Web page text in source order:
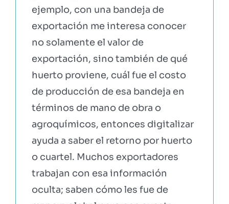
ejemplo, con una bandeja de
exportación me interesa conocer
no solamente el valor de
exportación, sino también de qué
huerto proviene, cuál fue el costo
de producción de esa bandeja en
términos de mano de obra o
agroquímicos, entonces digitalizar
ayuda a saber el retorno por huerto
o cuartel. Muchos exportadores
trabajan con esa información
oculta; saben cómo les fue de